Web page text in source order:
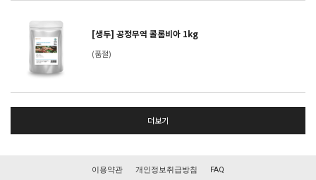
[생두] 공정무역 콜롬비아 1kg
(품절)
더보기
이용약관 개인정보취급방침 FAQ